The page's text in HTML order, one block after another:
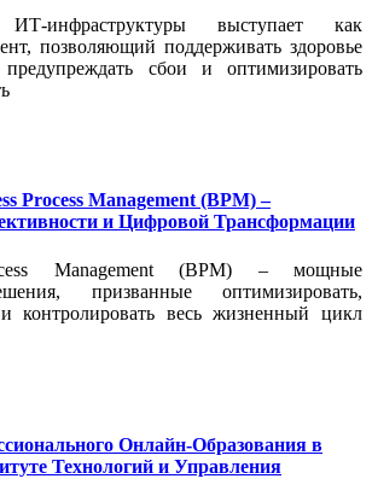
инфраструктуры выступает как
позволяющий поддерживать здоровье
сбои и оптимизировать
Process Management (BPM) –
и Цифровой Трансформации
Management (BPM) – мощные
призванные оптимизировать,
и контролировать весь жизненный цикл
Онлайн-Образования в
Технологий и Управления